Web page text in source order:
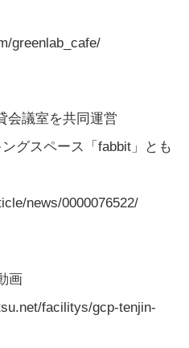
greenlab_cafe/
会議室を共同運営
グスペース「fabbit」とも
news/0000076522/
画
facilitys/gcp-tenjin-